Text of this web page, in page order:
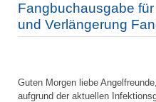
Fangbuchausgabe
und Verlängerung
Guten Morgen liebe Angelfreunde,
aufgrund der aktuellen